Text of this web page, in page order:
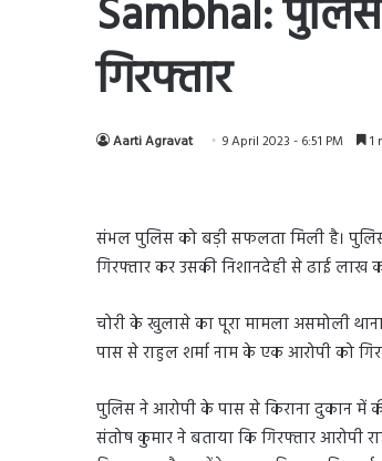
Sambhal:
गिरफ्तार
Aarti Agravat 9 April 2023 - 6:51 PM 1
संभल पुलिस को बड़ी सफलता मिली है।
गिरफ्तार कर उसकी निशानदेही से ढाई लाख
चोरी के खुलासे का पूरा मामला असमोली
पास से राहुल शर्मा नाम के एक आरोपी को
पुलिस ने आरोपी के पास से किराना दुकान में
संतोष कुमार ने बताया कि गिरफ्तार आरोपी